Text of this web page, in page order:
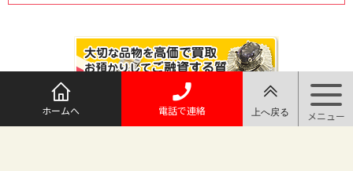
ホームへ 電話で連絡